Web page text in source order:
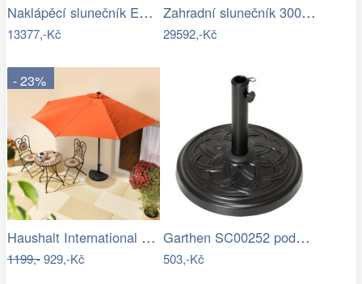
Naklápěcí slunečník EASY TURN 300x300…
13377,-Kč
Zahradní slunečník 300 x 300 cm
29592,-Kč
- 23%
Haushalt International Slunečník…
1199,-929,-Kč
Garthen SC00252 podstavec na slunečník…
503,-Kč